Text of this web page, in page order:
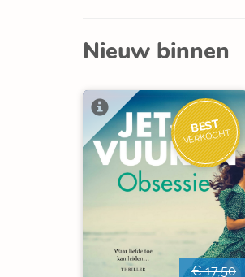
Nieuw binnen
BEST
VERKOCHT
€ 17,50